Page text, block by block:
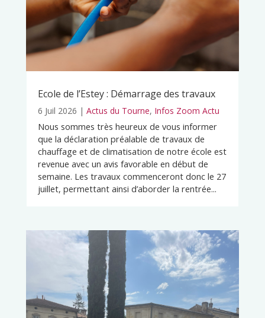
Ecole de l’Estey : Démarrage des travaux
6 Juil 2026 | Actus du Tourne, Infos Zoom Actu
Nous sommes très heureux de vous informer
que la déclaration préalable de travaux de
chauffage et de climatisation de notre école est
revenue avec un avis favorable en début de
semaine. Les travaux commenceront donc le 27
juillet, permettant ainsi d’aborder la rentrée...